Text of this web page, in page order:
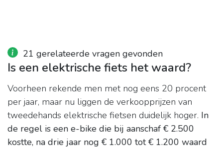
21 gerelateerde vragen gevonden
Is een elektrische fiets het waard?
Voorheen rekende men met nog eens 20 procent
per jaar, maar nu liggen de verkoopprijzen van
tweedehands elektrische fietsen duidelijk hoger. In
de regel is een e-bike die bij aanschaf € 2.500
kostte, na drie jaar nog € 1.000 tot € 1.200 waard